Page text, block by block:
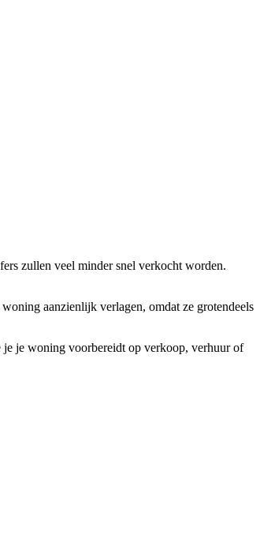
zullen veel minder snel verkocht worden.
aanzienlijk verlagen, omdat ze grotendeels
je je woning voorbereidt op verkoop, verhuur of